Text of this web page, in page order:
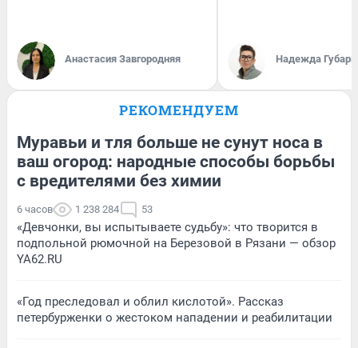
Анастасия Завгородняя Надежда Губарь
РЕКОМЕНДУЕМ
Муравьи и тля больше не сунут носа в
ваш огород: народные способы борьбы
с вредителями без химии
6 часов 1 238 284 53
«Девчонки, вы испытываете судьбу»: что творится в
подпольной рюмочной на Березовой в Рязани — обзор
YA62.RU
«Год преследовал и облил кислотой». Рассказ
петербурженки о жестоком нападении и реабилитации